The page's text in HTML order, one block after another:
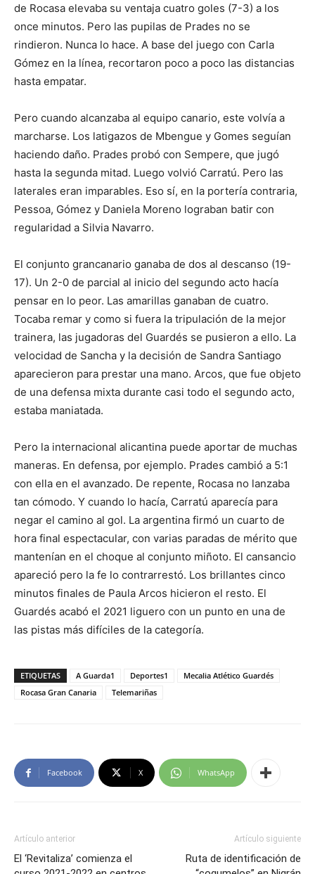
de Rocasa elevaba su ventaja cuatro goles (7-3) a los
once minutos. Pero las pupilas de Prades no se
rindieron. Nunca lo hace. A base del juego con Carla
Gómez en la línea, recortaron poco a poco las distancias
hasta empatar.
Pero cuando alcanzaba al equipo canario, este volvía a
marcharse. Los latigazos de Mbengue y Gomes seguían
haciendo daño. Prades probó con Sempere, que jugó
hasta la segunda mitad. Luego volvió Carratú. Pero las
laterales eran imparables. Eso sí, en la portería contraria,
Pessoa, Gómez y Daniela Moreno lograban batir con
regularidad a Silvia Navarro.
El conjunto grancanario ganaba de dos al descanso (19-
17). Un 2-0 de parcial al inicio del segundo acto hacía
pensar en lo peor. Las amarillas ganaban de cuatro.
Tocaba remar y como si fuera la tripulación de la mejor
trainera, las jugadoras del Guardés se pusieron a ello. La
velocidad de Sancha y la decisión de Sandra Santiago
aparecieron para prestar una mano. Arcos, que fue objeto
de una defensa mixta durante casi todo el segundo acto,
estaba maniatada.
Pero la internacional alicantina puede aportar de muchas
maneras. En defensa, por ejemplo. Prades cambió a 5:1
con ella en el avanzado. De repente, Rocasa no lanzaba
tan cómodo. Y cuando lo hacía, Carratú aparecía para
negar el camino al gol. La argentina firmó un cuarto de
hora final espectacular, con varias paradas de mérito que
mantenían en el choque al conjunto miñoto. El cansancio
apareció pero la fe lo contrarrestó. Los brillantes cinco
minutos finales de Paula Arcos hicieron el resto. El
Guardés acabó el 2021 liguero con un punto en una de
las pistas más difíciles de la categoría.
ETIQUETAS A Guarda1 Deportes1
Mecalia Atlético Guardés
Rocasa Gran Canaria
Telemariñas
Facebook X WhatsApp
Artículo anterior
El ‘Revitaliza’ comienza el
Artículo siguiente
Ruta de identificación de